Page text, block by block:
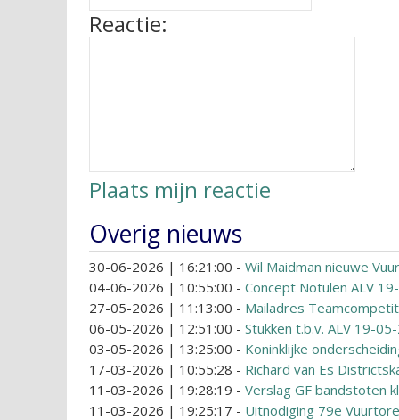
Reactie:
Plaats mijn reactie
Overig nieuws
30-06-2026 | 16:21:00 - Wil Maidman nieuwe
04-06-2026 | 10:55:00 - Concept Notulen ALV
27-05-2026 | 11:13:00 - Mailadres
06-05-2026 | 12:51:00 - Stukken t.b.v. ALV 19-
03-05-2026 | 13:25:00 - Koninklijke
17-03-2026 | 10:55:28 - Richard van Es
11-03-2026 | 19:28:19 - Verslag GF bandstoten
11-03-2026 | 19:25:17 - Uitnodiging 79e